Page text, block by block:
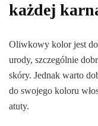
każdej
Oliwkowy kolor jest
urody, szczególnie
skóry. Jednak warto
do swojego koloru
atuty.